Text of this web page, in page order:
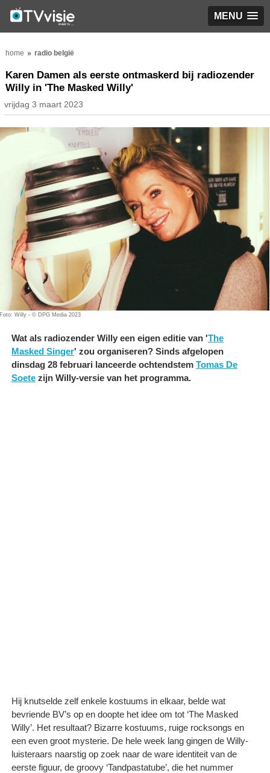
MENU
home radio belgië
Karen Damen als eerste ontmaskerd bij radiozender
Willy in 'The Masked Willy'
vrijdag 3 maart 2023
Foto: Willy - © DPG Media 2023
Wat als radiozender Willy een eigen editie van 'The
Masked Singer' zou organiseren? Sinds afgelopen
dinsdag 28 februari lanceerde ochtendstem Tomas De
Soete zijn Willy-versie van het programma.
Hij knutselde zelf enkele kostuums in elkaar, belde wat
bevriende BV’s op en doopte het idee om tot ‘The Masked
Willy’. Het resultaat? Bizarre kostuums, ruige rocksongs en
een even groot mysterie. De hele week lang gingen de Willy-
luisteraars naarstig op zoek naar de ware identiteit van de
eerste figuur, de groovy ‘Tandpastatube’, die het nummer